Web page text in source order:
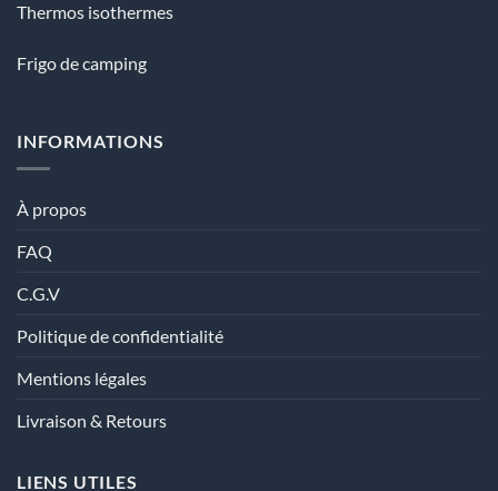
Thermos isothermes
Frigo de camping
INFORMATIONS
À propos
FAQ
C.G.V
Politique de confidentialité
Mentions légales
Livraison & Retours
LIENS UTILES